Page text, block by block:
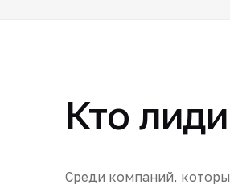
Кто
Среди компаний,